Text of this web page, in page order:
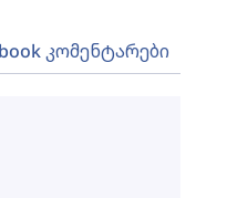
კომენტარები